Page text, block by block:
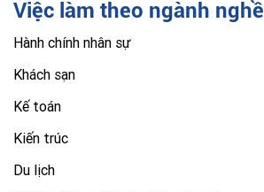
Việc làm theo ngành nghề
Hành chính nhân sự
Khách sạn
Kế toán
Kiến trúc
Du lịch